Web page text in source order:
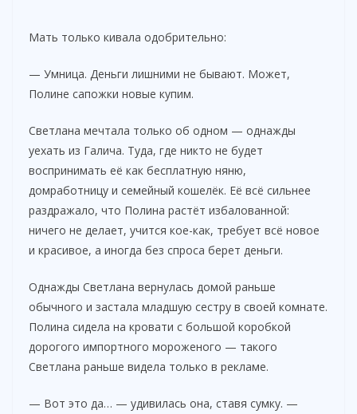
Мать только кивала одобрительно:
— Умница. Деньги лишними не бывают. Может,
Полине сапожки новые купим.
Светлана мечтала только об одном — однажды
уехать из Галича. Туда, где никто не будет
воспринимать её как бесплатную няню,
домработницу и семейный кошелёк. Её всё сильнее
раздражало, что Полина растёт избалованной:
ничего не делает, учится кое-как, требует всё новое
и красивое, а иногда без спроса берет деньги.
Однажды Светлана вернулась домой раньше
обычного и застала младшую сестру в своей комнате.
Полина сидела на кровати с большой коробкой
дорогого импортного мороженого — такого
Светлана раньше видела только в рекламе.
— Вот это да… — удивилась она, ставя сумку. —